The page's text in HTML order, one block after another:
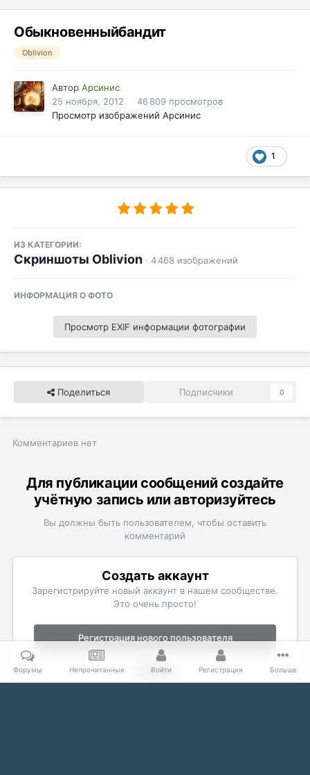
Обыкновенныйбандит
Oblivion
Автор Арсинис
25 ноября, 2012
46 809 просмотров
Просмотр изображений Арсинис
1
ИЗ КАТЕГОРИИ:
Скриншоты Oblivion · 4 468 изображений
ИНФОРМАЦИЯ О ФОТО
Просмотр EXIF информации фотографии
Поделиться Подписчики 0
Комментариев нет
Для публикации сообщений создайте
учётную запись или авторизуйтесь
Вы должны быть пользователем, чтобы оставить
комментарий
Создать аккаунт
Зарегистрируйте новый аккаунт в нашем сообществе.
Это очень просто!
Регистрация нового пользователя
Войти
Уже есть аккаунт? Войти в систему.
Форумы Непрочитанные Войти Регистрация Больше